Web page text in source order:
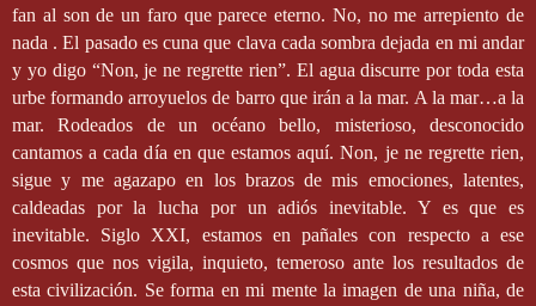
fan al son de un faro que parece eterno. No, no me arrepiento de
nada . El pasado es cuna que clava cada sombra dejada en mi andar
y yo digo “Non, je ne regrette rien”. El agua discurre por toda esta
urbe formando arroyuelos de barro que irán a la mar. A la mar…a la
mar. Rodeados de un océano bello, misterioso, desconocido
cantamos a cada día en que estamos aquí. Non, je ne regrette rien,
sigue y me agazapo en los brazos de mis emociones, latentes,
caldeadas por la lucha por un adiós inevitable. Y es que es
inevitable. Siglo XXI, estamos en pañales con respecto a ese
cosmos que nos vigila, inquieto, temeroso ante los resultados de
esta civilización. Se forma en mi mente la imagen de una niña, de